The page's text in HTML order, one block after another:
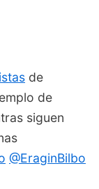
de
de
siguen
@EraginBilbo